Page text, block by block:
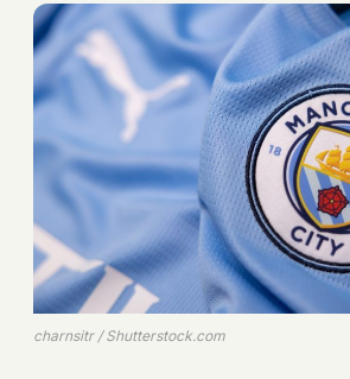
charnsitr / Shutterstock.com